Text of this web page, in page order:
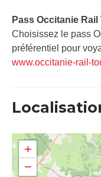
Pass Occitanie Rail
Choisissez le pass
préférentiel pour
www.occitanie-rail-
+
−